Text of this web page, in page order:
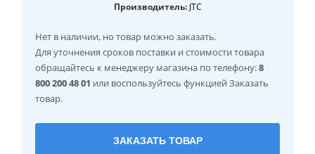
Производитель:JTC
Нет в наличии, но товар можно заказать.
Для уточнения сроков поставки и стоимости товара
обращайтесь к менеджеру магазина по телефону:8
800 200 48 01 или воспользуйтесь функцией Заказать
товар.
ЗАКАЗАТЬ ТОВАР